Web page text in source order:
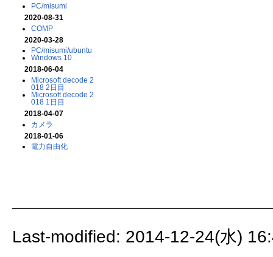
PC/misumi
2020-08-31
COMP
2020-03-28
PC/misumi/ubuntu
Windows 10
2018-06-04
Microsoft decode 2
018 2日目
Microsoft decode 2
018 1日目
2018-04-07
カメラ
2018-01-06
電力自由化
Last-modified: 2014-12-24(水)